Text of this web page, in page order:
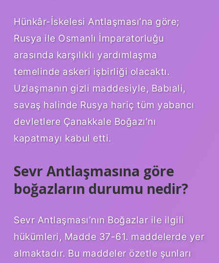
Hünkâr-İskelesi Antlaşması’na göre;
Rusya ile Osmanlı İmparatorluğu
arasında karşılıklı yardımlaşma
temelinde askeri işbirliği olacaktı.
Uzlaşmanın gizli maddesiyle, Babıali,
savaş halinde Rusya hariç tüm yabancı
devletlere Çanakkale Boğazı’nı
kapatmayı kabul etti.
Sevr Antlaşmasına göre
boğazların durumu nedir?
Sevr Antlaşması’nın Boğazlar ile ilgili
hükümleri, Madde 37-61. maddelerde yer
almaktadır. Bu maddeler özetle şunları